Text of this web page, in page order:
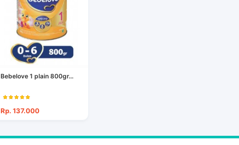
Bebelove 1 plain 800gr...
Rp. 137.000